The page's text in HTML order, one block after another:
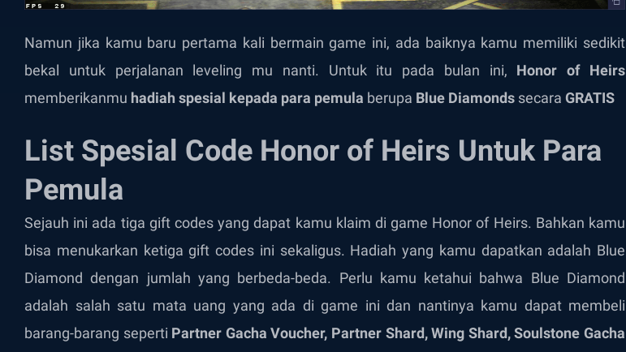
Namun jika kamu baru pertama kali bermain game ini, ada baiknya kamu memiliki sedikit
bekal untuk perjalanan leveling mu nanti. Untuk itu pada bulan ini, Honor of Heirs
memberikanmu hadiah spesial kepada para pemula berupa Blue Diamonds secara GRATIS
List Spesial Code Honor of Heirs Untuk Para
Pemula
Sejauh ini ada tiga gift codes yang dapat kamu klaim di game Honor of Heirs. Bahkan kamu
bisa menukarkan ketiga gift codes ini sekaligus. Hadiah yang kamu dapatkan adalah Blue
Diamond dengan jumlah yang berbeda-beda. Perlu kamu ketahui bahwa Blue Diamond
adalah salah satu mata uang yang ada di game ini dan nantinya kamu dapat membeli
barang-barang seperti Partner Gacha Voucher, Partner Shard, Wing Shard, Soulstone Gacha